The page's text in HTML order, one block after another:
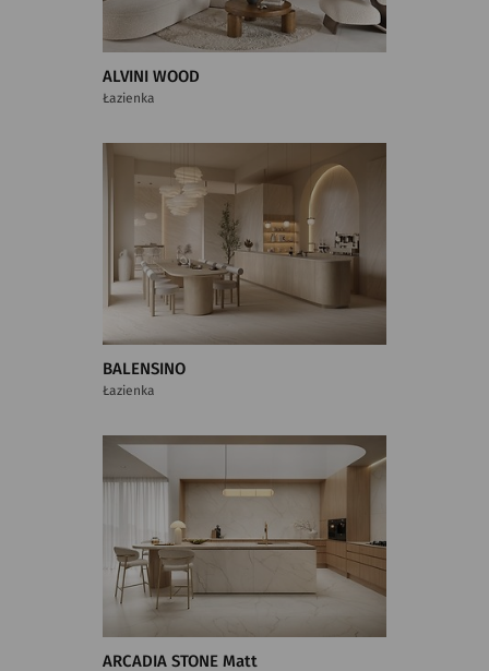
ALVINI WOOD
Łazienka
BALENSINO
Łazienka
ARCADIA STONE Matt